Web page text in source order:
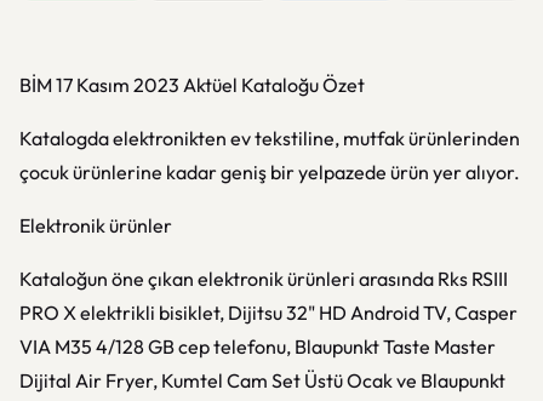
BİM 17 Kasım 2023 Aktüel Kataloğu Özet
Katalogda elektronikten ev tekstiline, mutfak ürünlerinden
çocuk ürünlerine kadar geniş bir yelpazede ürün yer alıyor.
Elektronik ürünler
Kataloğun öne çıkan elektronik ürünleri arasında Rks RSIII
PRO X elektrikli bisiklet, Dijitsu 32" HD Android TV, Casper
VIA M35 4/128 GB cep telefonu, Blaupunkt Taste Master
Dijital Air Fryer, Kumtel Cam Set Üstü Ocak ve Blaupunkt